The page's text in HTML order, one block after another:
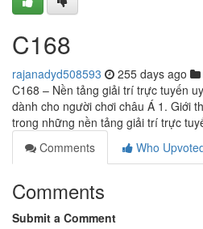
C168
rajanadyd508593 255 days ago
C168 – Nền tảng giải trí trực tuyến
dành cho người chơi châu Á 1. Giới
trong những nền tảng giải trí trực
Comments
Who
Comments
Submit a Comment